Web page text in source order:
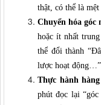
thật có thể là
Chuyển hóa góc
hoặc ít nhất
thể đổi thành
lược hoạt động… ”.
Thực hành
phút đọc lại